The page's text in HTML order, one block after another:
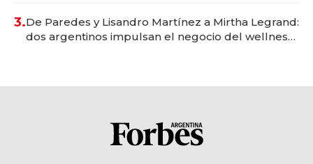
3.De Paredes y Lisandro Martínez a Mirtha Legrand:
dos argentinos impulsan el negocio del wellness